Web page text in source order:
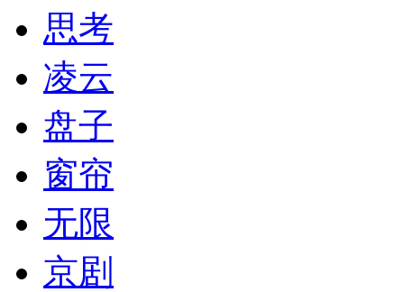
思考
凌云
盘子
窗帘
无限
京剧